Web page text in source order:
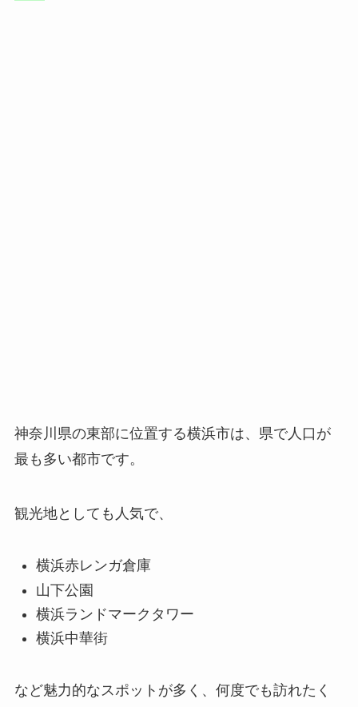
神奈川県の東部に位置する横浜市は、県で人口が
最も多い都市です。
観光地としても人気で、
横浜赤レンガ倉庫
山下公園
横浜ランドマークタワー
横浜中華街
など魅力的なスポットが多く、何度でも訪れたく